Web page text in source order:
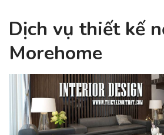
Dịch vụ thiết kế
Morehome